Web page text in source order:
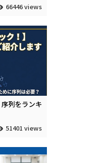
66446 views
列をランキ
51401 views